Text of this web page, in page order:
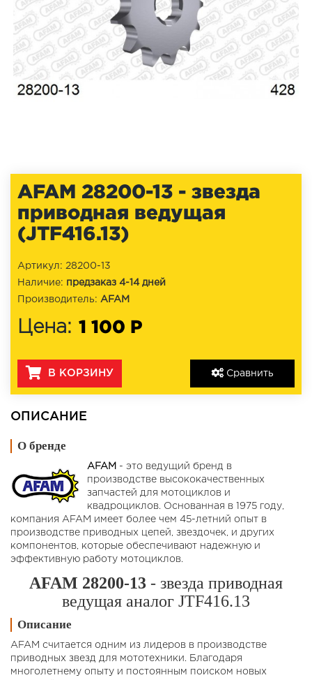
AFAM 28200-13 - звезда
приводная ведущая
(JTF416.13)
Сравнить
Артикул: 28200-13
Наличие: предзаказ 4-14 дней
Производитель: AFAM
Цена: 1 100 Р
В КОРЗИНУ
ОПИСАНИЕ
О бренде
AFAM - это ведущий бренд в
производстве высококачественных
запчастей для мотоциклов и
квадроциклов. Основанная в 1975 году,
компания AFAM имеет более чем 45-летний опыт в
производстве приводных цепей, звездочек, и других
компонентов, которые обеспечивают надежную и
эффективную работу мотоциклов.
AFAM 28200-13 - звезда приводная
ведущая аналог JTF416.13
Описание
AFAM считается одним из лидеров в производстве
приводных звезд для мототехники. Благодаря
многолетнему опыту и постоянным поиском новых